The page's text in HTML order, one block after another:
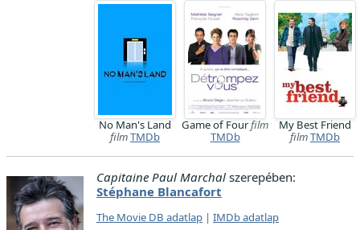
No Man's Land
filmTMDb
Game of Fourfilm
TMDb
My Best Friend
filmTMDb
Capitaine Paul Marchal szerepében:
Stéphane Blancafort
The Movie DB adatlap | IMDb adatlap